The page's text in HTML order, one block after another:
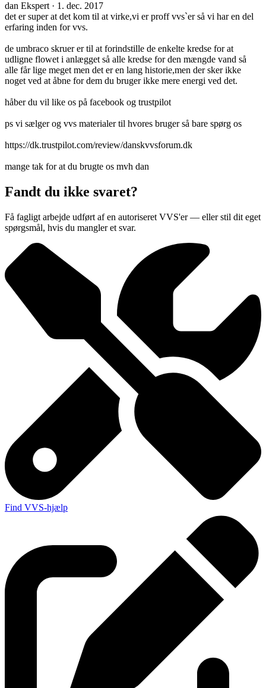
dan Ekspert · 1. dec. 2017
det er super at det kom til at virke,vi er proff vvs`er så vi har en del
erfaring inden for vvs.
de umbraco skruer er til at forindstille de enkelte kredse for at
udligne flowet i anlægget så alle kredse for den mængde vand så
alle får lige meget men det er en lang historie,men der sker ikke
noget ved at åbne for dem du bruger ikke mere energi ved det.
håber du vil like os på facebook og trustpilot
ps vi sælger og vvs materialer til hvores bruger så bare spørg os
https://dk.trustpilot.com/review/danskvvsforum.dk
mange tak for at du brugte os mvh dan
Fandt du ikke svaret?
Få fagligt arbejde udført af en autoriseret VVS'er — eller stil dit eget
spørgsmål, hvis du mangler et svar.
Find VVS-hjælp